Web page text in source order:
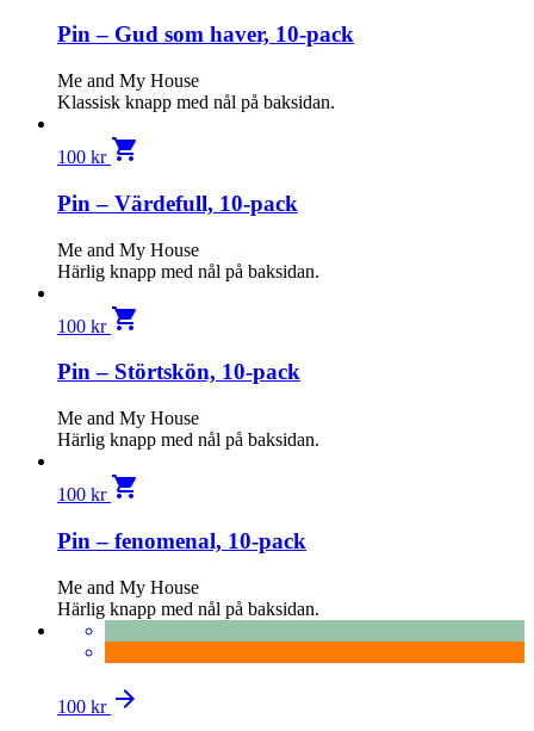
Pin – Gud som haver, 10-pack
Me and My House
Klassisk knapp med nål på baksidan.
100 kr shopping_cart
Pin – Värdefull, 10-pack
Me and My House
Härlig knapp med nål på baksidan.
100 kr shopping_cart
Pin – Störtskön, 10-pack
Me and My House
Härlig knapp med nål på baksidan.
100 kr shopping_cart
Pin – fenomenal, 10-pack
Me and My House
Härlig knapp med nål på baksidan.
100 kr arrow_forward